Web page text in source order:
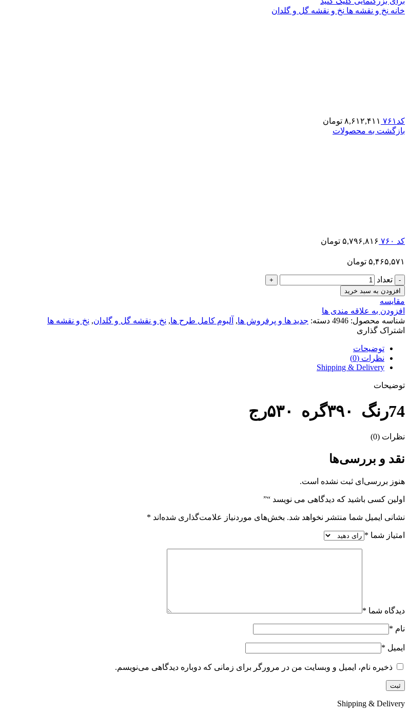
خانه نخ و نقشه ها نخ و نقشه گل و گلدان
کد۷۶۱ ۸,۶۱۲,۴۱۱ تومان
بازگشت به محصولات
کد ۷۶۰ ۵,۷۹۶,۸۱۶ تومان
۵,۴۶۵,۵۷۱ تومان
تعداد
افزودن به سبد خرید
مقایسه
افزودن به علاقه مندی ها
شناسه محصول: 4946 دسته: جدید ها و پرفروش ها, آلبوم کامل طرح ها, نخ و نقشه گل و گلدان, نخ و نقشه ها
اشتراک گذاری
توضیحات
نظرات (0)
Shipping & Delivery
توضیحات
74رنگ ۳۹۰گره ۵۳۰رج
نظرات (0)
نقد و بررسی‌ها
هنوز بررسی‌ای ثبت نشده است.
اولین کسی باشید که دیدگاهی می نویسد “”
نشانی ایمیل شما منتشر نخواهد شد. بخش‌های موردنیاز علامت‌گذاری شده‌اند *
امتیاز شما *
دیدگاه شما *
نام *
ایمیل *
ذخیره نام، ایمیل و وبسایت من در مرورگر برای زمانی که دوباره دیدگاهی می‌نویسم.
Shipping & Delivery